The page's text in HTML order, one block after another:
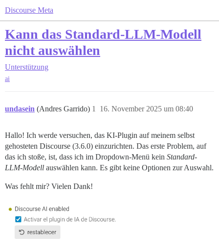
Discourse Meta
Kann das Standard-LLM-Modell
nicht auswählen
Unterstützung
ai
undasein (Andres Garrido) 16. November 2025 um 08:40
1
Hallo! Ich werde versuchen, das KI-Plugin auf meinem selbst
gehosteten Discourse (3.6.0) einzurichten. Das erste Problem, auf
das ich stoße, ist, dass ich im Dropdown-Menü kein Standard-
LLM-Modell auswählen kann. Es gibt keine Optionen zur Auswahl.
Was fehlt mir? Vielen Dank!